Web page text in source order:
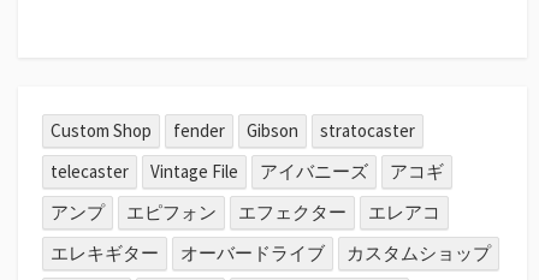
Custom Shop fender Gibson
stratocaster
telecaster
Vintage File アイバニーズ
アコギ
アンプ
エピフォン エフェクター
エレアコ
エレキギター
オーバードライブ
カスタムショップ